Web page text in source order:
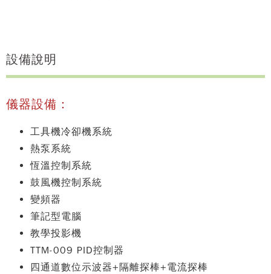
設備說明
儀器設備：
工具機冷卻機系統
熱泵系統
恆溫控制系統
鼓風機控制系統
變頻器
筆記型電腦
教學投影機
TTM-009 PID控制器
四通道數位示波器+隔離探棒+電流探棒